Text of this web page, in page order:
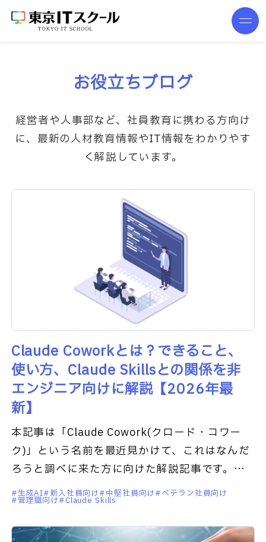
お役立ちブログ
経営者や人事部など、社員教育に携わる方向け
に、最新の人材教育情報やIT情報をわかりやす
く解説しています。
Claude Coworkとは？できること、
使い方、Claude Skillsとの関係を非
エンジニア向けに解説【2026年最
新】
本記事は「Claude Cowork(クロード・コワー
ク)」という名前を最近見かけて、これはなんだ
ろうと調べに来た方に向けた解説記事です。私
はコードの書けない営業職ですが、日々の業務
でClaude
生成AI 新入社員向け 中堅社員向け ベテラン社員向け
管理職向け Claude Skills